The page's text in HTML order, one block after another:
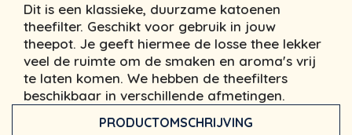
Dit is een klassieke, duurzame katoenen
theefilter. Geschikt voor gebruik in jouw
theepot. Je geeft hiermee de losse thee lekker
veel de ruimte om de smaken en aroma's vrij
te laten komen. We hebben de theefilters
beschikbaar in verschillende afmetingen.
PRODUCTOMSCHRIJVING